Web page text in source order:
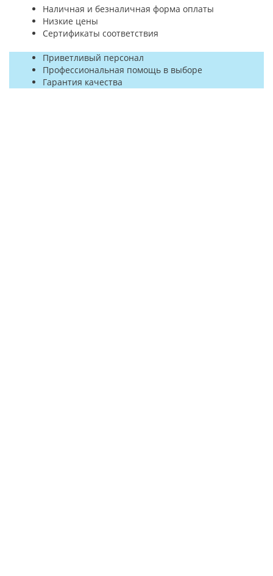
Наличная и безналичная форма оплаты
Низкие цены
Сертификаты соответствия
Приветливый персонал
Профессиональная помощь в выборе
Гарантия качества